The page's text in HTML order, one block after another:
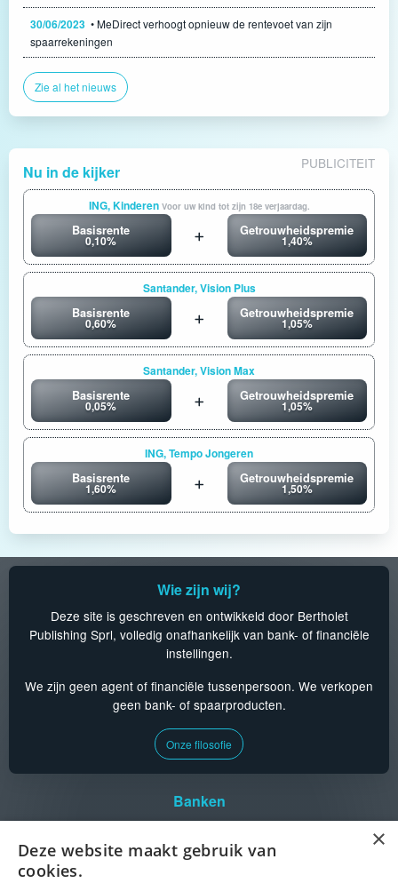
30/06/2023 • MeDirect verhoogt opnieuw de rentevoet van zijn
spaarrekeningen
Zie al het nieuws
Nu in de kijker PUBLICITEIT
ING, Kinderen Voor uw kind tot zijn 18e verjaardag.
Basisrente
0,10%
Getrouwheidspremie
1,40%
Santander, Vision Plus
Basisrente
0,60%
Getrouwheidspremie
1,05%
Santander, Vision Max
Basisrente
0,05%
Getrouwheidspremie
1,05%
ING, Tempo Jongeren
Basisrente
1,60%
Getrouwheidspremie
1,50%
Wie zijn wij?
Deze site is geschreven en ontwikkeld door Bertholet
Publishing Sprl, volledig onafhankelijk van bank- of financiële
instellingen.
We zijn geen agent of financiële tussenpersoon. We verkopen
geen bank- of spaarproducten.
Onze filosofie
Banken
BankB
Belfius
Crelan
Deutsche Bank
Keytrade
Medirect
×
Deze website maakt gebruik van
cookies.